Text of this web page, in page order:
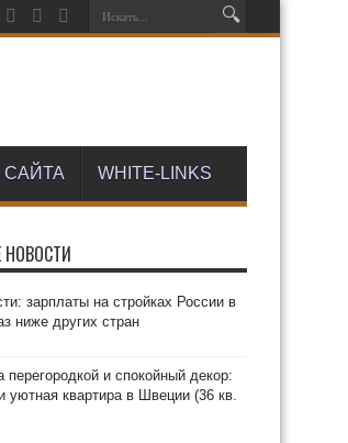
САЙТА WHITE-LINKS
НОВОСТИ
зарплаты на стройках России в
ниже других стран
перегородкой и спокойный декор:
уютная квартира в Швеции (36 кв.